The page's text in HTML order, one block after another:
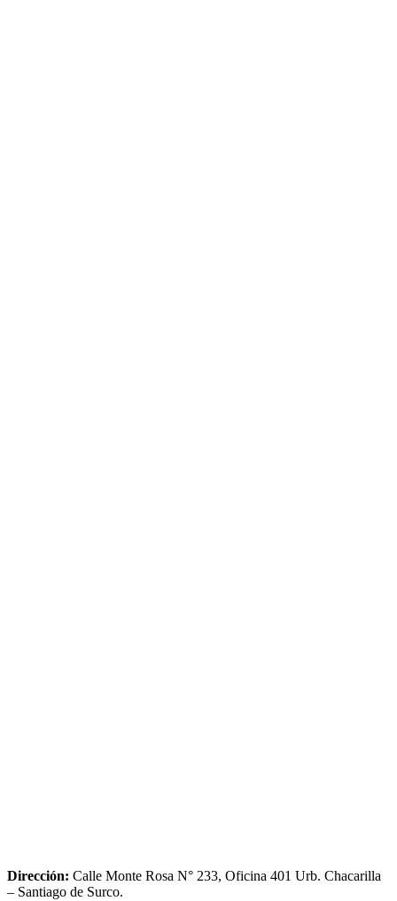
Dirección: Calle Monte Rosa N° 233, Oficina 401 Urb. Chacarilla
– Santiago de Surco.